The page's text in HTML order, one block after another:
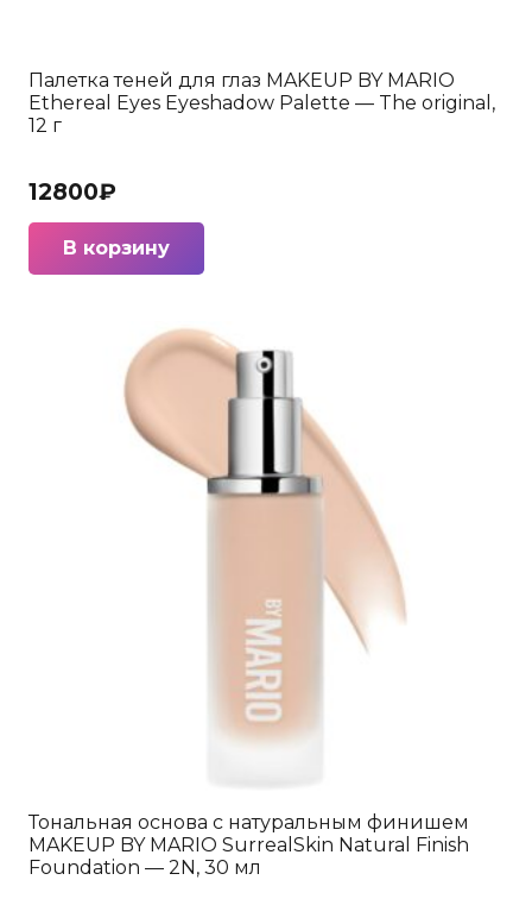
Палетка теней для глаз MAKEUP BY MARIO
Ethereal Eyes Eyeshadow Palette — The original,
12 г
12800₽
В корзину
Тональная основа с натуральным финишем
MAKEUP BY MARIO SurrealSkin Natural Finish
Foundation — 2N, 30 мл